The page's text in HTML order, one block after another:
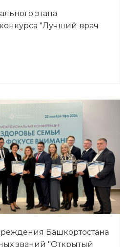
этапа
"Лучший врач
Башкортостана
званий "Открытый